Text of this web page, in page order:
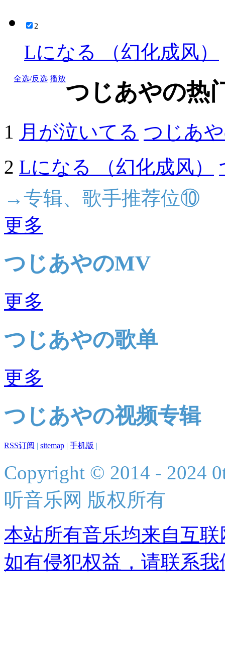
2
Lになる （幻化成风）
全选/反选 播放
つじあやの热
1 月が泣いてる つじあ
2 Lになる （幻化成风）
→专辑、歌手推荐位⑩
更多
つじあやのMV
更多
つじあやの歌单
更多
つじあやの视频专辑
RSS订阅 | sitemap | 手机版 |
Copyright © 2014 - 2024
听音乐网 版权所有
本站所有音乐均来自互
如有侵犯权益，请联系